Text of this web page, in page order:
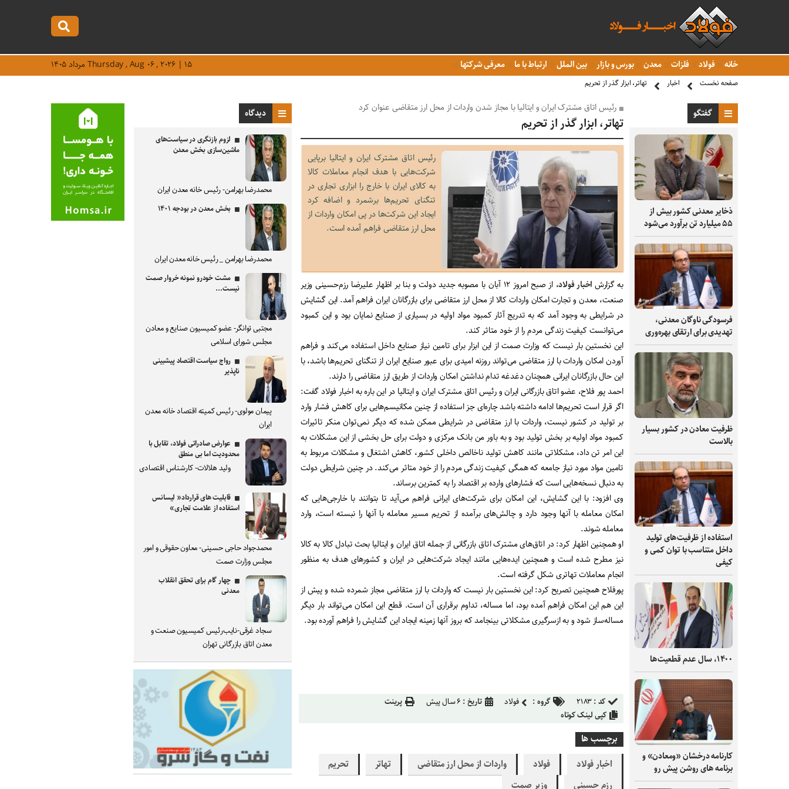
خانه فولاد فلزات معدن بورس و بازار بین الملل ارتباط با ما معرفی شرکتها Thursday , Aug ۰۶ , ۲۰۲۶ | ۱۵ مرداد ۱۴۰۵
صفحه نخست اخبار تهاتر، ابزار گذر از تحریم
گفتگو
ذخایر معدنی کشور بیش از
۵۵ میلیارد تن برآورد می‌شود
فرسودگی ناوگان معدنی،
تهدیدی برای ارتقای بهره‌وری
ظرفیت‌ معادن در کشور بسیار
بالاست
استفاده از ظرفیت‌های تولید
داخل متناسب با توان کمی و
کیفی
۱۴۰۰، سال عدم قطعیت‌ها
کارنامه درخشان «ومعادن» و
برنامه های روشن پیش رو
رئیس اتاق مشترک ایران و ایتالیا با مجاز شدن واردات از محل ارز متقاضی عنوان کرد
تهاتر، ابزار گذر از تحریم
رئیس اتاق مشترک ایران و ایتالیا برپایی
شرکت‌هایی با هدف انجام معاملات کالا
به کالای ایران با خارج را ابزاری تجاری در
تنگنای تحریم‌ها برشمرد و اضافه کرد
ایجاد این شرکت‌ها در پی امکان واردات از
محل ارز متقاضی فراهم آمده است.
به گزارش اخبار فولاد
، از صبح امروز ۱۲ آبان با مصوبه جدید دولت و بنا بر اظهار علیرضا رزم‌حسینی وزیر
صنعت، معدن و تجارت امکان واردات کالا از محل ارز متقاضی برای بازرگانان ایران فراهم آمد. این گشایش
در شرایطی به وجود آمد که به تدریج آثار کمبود مواد اولیه در بسیاری از صنایع نمایان بود و این کمبود
می‌توانست کیفیت زندگی مردم را از خود متاثر کند.
این نخستین بار نیست که وزارت صمت از این ابزار برای تامین نیاز صنایع داخل استفاده می‌کند و فراهم
آوردن امکان واردات با ارز متقاضی می‌تواند روزنه امیدی برای عبور صنایع ایران از تنگنای تحریم‌ها باشد، با
این حال بازرگانان ایرانی همچنان دغدغه تدام نداشتن امکان واردات از طریق ارز متقاضی را دارند.
احمد پور فلاح، عضو اتاق بازرگانی ایران و رئیس اتاق مشترک ایران و ایتالیا در این باره به اخبار فولاد گفت:
اگر قرار است تحریم‌ها ادامه داشته باشد چاره‌ای جز استفاده از چنین مکانیسم‌هایی برای کاهش فشار وارد
بر تولید در کشور نیست، واردات با ارز متقاضی در شرایطی ممکن شده که دیگر نمی‌توان منکر تاثیرات
کمبود مواد اولیه بر بخش تولید بود و به باور من بانک مرکزی و دولت برای حل بخشی از این مشکلات به
این امر تن داد، مشکلاتی مانند کاهش تولید ناخالص داخلی کشور، کاهش اشتغال و مشکلات مربوط به
تامین مواد مورد نیاز جامعه که همگی کیفیت زندگی مردم را از خود متاثر می‌کند. در چنین شرایطی دولت
به دنبال نسخه‌هایی است که فشارهای وارده بر اقتصاد را به کمترین برساند.
وی افزود: با این گشایش، این امکان برای شرکت‌های ایرانی فراهم می‌آید تا بتوانند با خارجی‌هایی که
امکان معامله با آنها وجود دارد و چالش‌های برآمده از تحریم مسیر معامله با آنها را نبسته است، وارد
معامله شوند.
او همچنین اظهار کرد: در اتاق‌های مشترک اتاق بازرگانی از جمله اتاق ایران و ایتالیا بحث تبادل کالا به کالا
نیز مطرح شده است و همچنین ایده‌هایی مانند ایجاد شرکت‌هایی در ایران و کشورهای هدف به منظور
انجام معاملات تهاتری شکل گرفته است.
پورفلاح همچنین تصریح کرد: این نخستین بار نیست که واردات با ارز متقاضی مجاز شمرده شده و پیش از
این هم این امکان فراهم آمده بود، اما مساله، تداوم برقراری آن است. قطع این امکان می‌تواند بار دیگر
مساله‌ساز شود و به از‌سرگیری مشکلاتی بینجامد که بروز آنها زمینه ایجاد این گشایش را فراهم آورده بود.
کد :۲۱۸۳ گروه : فولاد تاریخ : ۶ سال پیش
پرینت
کپی لینک کوتاه
برچسب ها
اخبار فولاد
فولاد واردات از محل ارز متقاضی تهاتر
تحریم
رزم حسینی
وزیر صمت
دیدگاه
لزوم بازنگری در سیاست‌های
ماشین‌سازی بخش معدن
محمدرضا بهرامن- رئیس خانه معدن ایران
بخش معدن در بودجه ۱۴۰۱
محمدرضا بهرامن _ رئیس خانه معدن ایران
مشت خودرو نمونه خروار صمت
نیست...
مجتبی توانگر- عضو کمیسیون صنایع و معادن
مجلس شورای اسلامی
رواج سیاست اقتصاد پیشبینی
ناپذیر
پیمان مولوی- رئیس کمیته اقتصاد خانه معدن
ایران
عوارض صادراتی فولاد، تقابل با
محدودیت اما بی منطق
ولید هلالات- کارشناس اقتصادی
قابلیت های قرارداد« لیسانس
استفاده از علامت تجاری»
محمدجواد حاجی حسینی- معاون حقوقی و امور
مجلس وزارت صمت
چهار گام برای تحقق انقلاب
معدنی
سجاد غرقی-نایب‌رئیس کمیسیون صنعت و
معدن اتاق بازرگانی تهران